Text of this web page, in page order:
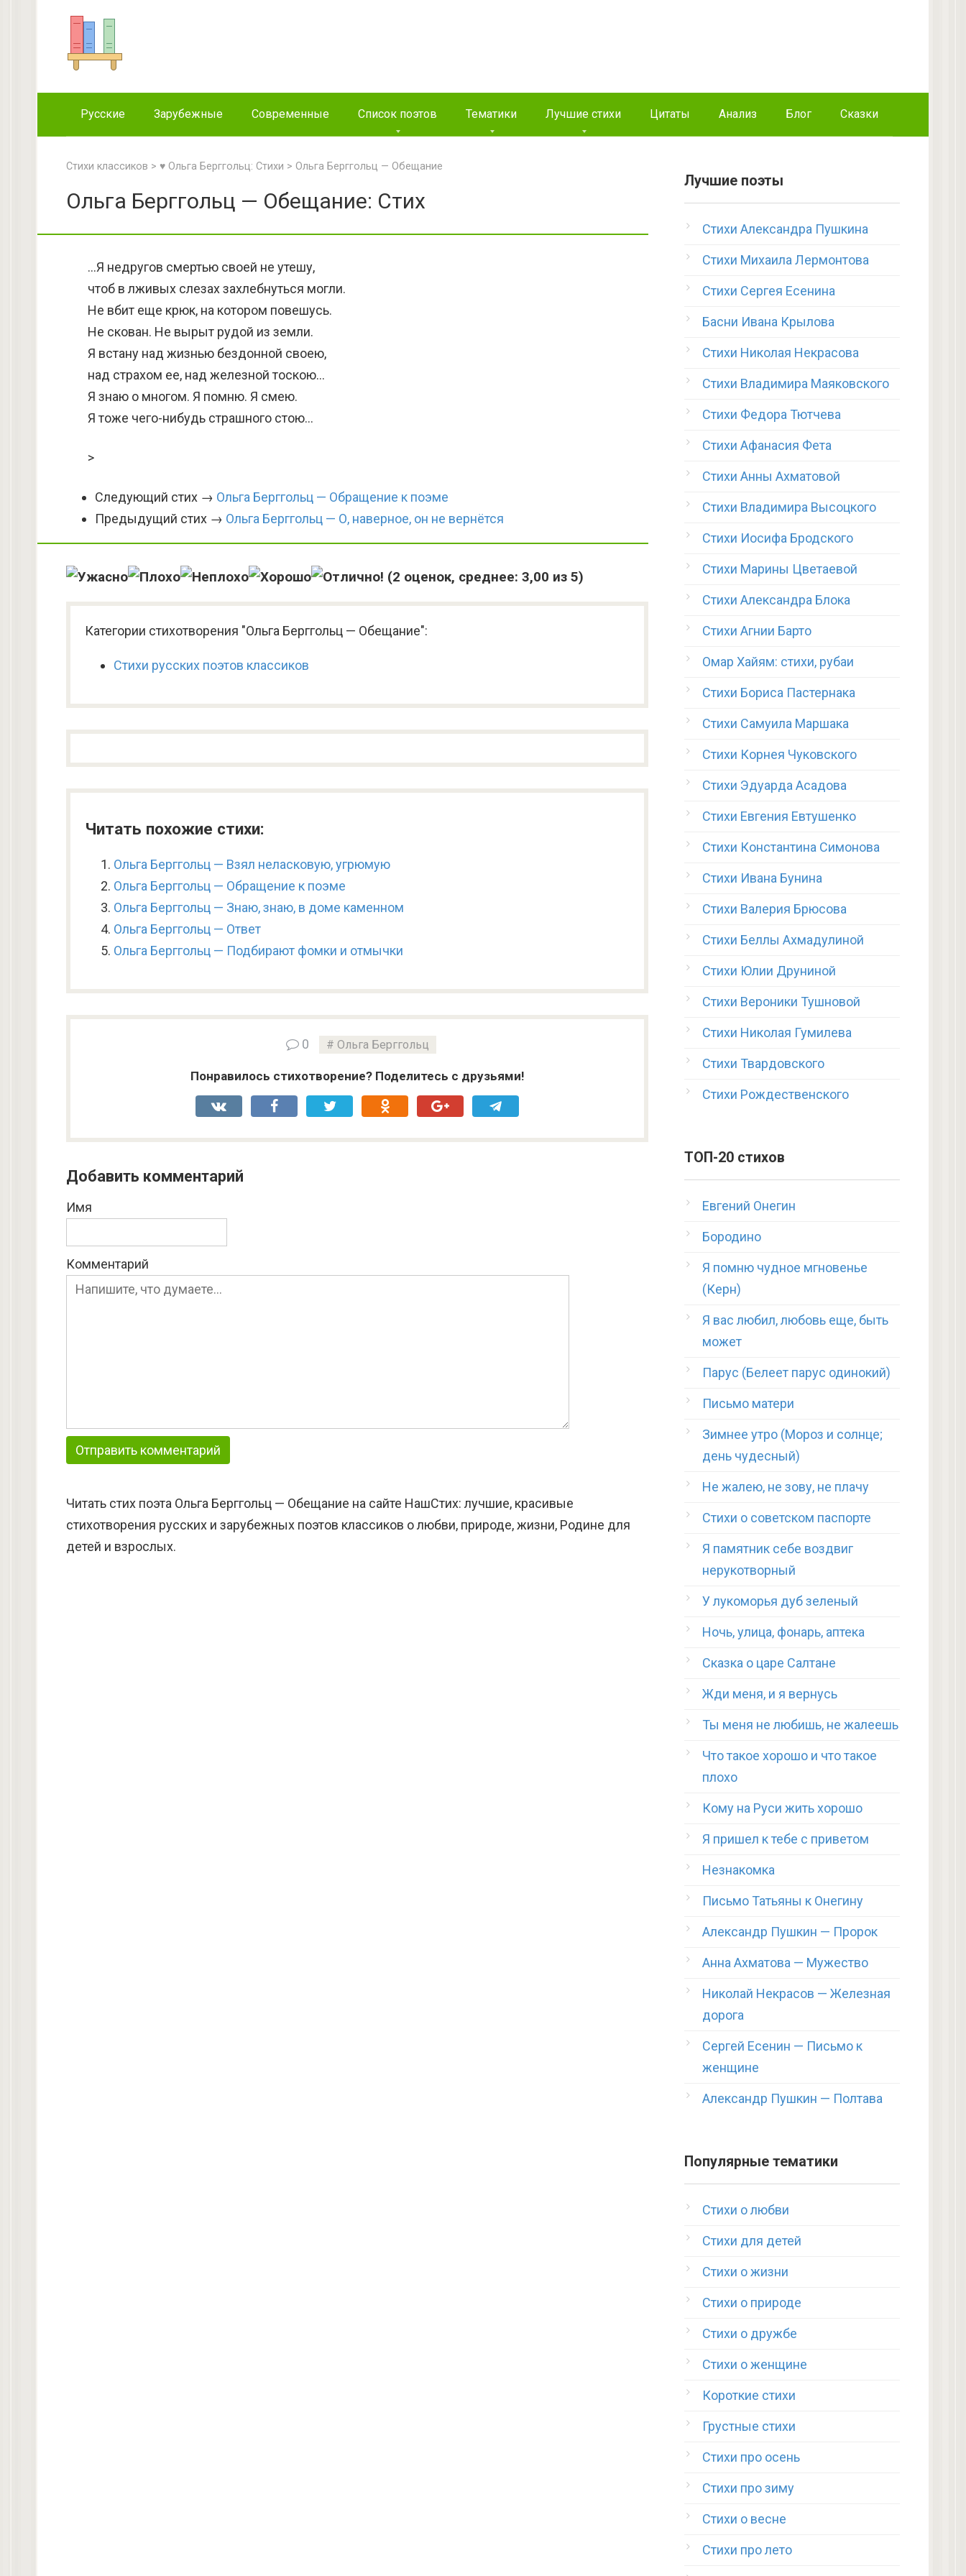
Русские Зарубежные Современные Список поэтов Тематики Лучшие стихи Цитаты Анализ Блог Сказки
Стихи классиков > ♥ Ольга Берггольц: Стихи > Ольга Берггольц — Обещание
Ольга Берггольц — Обещание: Стих
…Я недругов смертью своей не утешу,
чтоб в лживых слезах захлебнуться могли.
Не вбит еще крюк, на котором повешусь.
Не скован. Не вырыт рудой из земли.
Я встану над жизнью бездонной своею,
над страхом ее, над железной тоскою…
Я знаю о многом. Я помню. Я смею.
Я тоже чего-нибудь страшного стою…
>
Следующий стих → Ольга Берггольц — Обращение к поэме
Предыдущий стих → Ольга Берггольц — О, наверное, он не вернётся
(2 оценок, среднее: 3,00 из 5)
Категории стихотворения "Ольга Берггольц — Обещание":
Стихи русских поэтов классиков
Читать похожие стихи:
Ольга Берггольц — Взял неласковую, угрюмую
Ольга Берггольц — Обращение к поэме
Ольга Берггольц — Знаю, знаю, в доме каменном
Ольга Берггольц — Ответ
Ольга Берггольц — Подбирают фомки и отмычки
0 Ольга Берггольц
Понравилось стихотворение? Поделитесь с друзьями!
Добавить комментарий
Имя
Комментарий
Читать стих поэта Ольга Берггольц — Обещание на сайте НашСтих: лучшие, красивые
стихотворения русских и зарубежных поэтов классиков о любви, природе, жизни, Родине для
детей и взрослых.
Лучшие поэты
Стихи Александра Пушкина
Стихи Михаила Лермонтова
Стихи Сергея Есенина
Басни Ивана Крылова
Стихи Николая Некрасова
Стихи Владимира Маяковского
Стихи Федора Тютчева
Стихи Афанасия Фета
Стихи Анны Ахматовой
Стихи Владимира Высоцкого
Стихи Иосифа Бродского
Стихи Марины Цветаевой
Стихи Александра Блока
Стихи Агнии Барто
Омар Хайям: стихи, рубаи
Стихи Бориса Пастернака
Стихи Самуила Маршака
Стихи Корнея Чуковского
Стихи Эдуарда Асадова
Стихи Евгения Евтушенко
Стихи Константина Симонова
Стихи Ивана Бунина
Стихи Валерия Брюсова
Стихи Беллы Ахмадулиной
Стихи Юлии Друниной
Стихи Вероники Тушновой
Стихи Николая Гумилева
Стихи Твардовского
Стихи Рождественского
ТОП-20 стихов
Евгений Онегин
Бородино
Я помню чудное мгновенье
(Керн)
Я вас любил, любовь еще, быть
может
Парус (Белеет парус одинокий)
Письмо матери
Зимнее утро (Мороз и солнце;
день чудесный)
Не жалею, не зову, не плачу
Стихи о советском паспорте
Я памятник себе воздвиг
нерукотворный
У лукоморья дуб зеленый
Ночь, улица, фонарь, аптека
Сказка о царе Салтане
Жди меня, и я вернусь
Ты меня не любишь, не жалеешь
Что такое хорошо и что такое
плохо
Кому на Руси жить хорошо
Я пришел к тебе с приветом
Незнакомка
Письмо Татьяны к Онегину
Александр Пушкин — Пророк
Анна Ахматова — Мужество
Николай Некрасов — Железная
дорога
Сергей Есенин — Письмо к
женщине
Александр Пушкин — Полтава
Популярные тематики
Стихи о любви
Стихи для детей
Стихи о жизни
Стихи о природе
Стихи о дружбе
Стихи о женщине
Короткие стихи
Грустные стихи
Стихи про осень
Стихи про зиму
Стихи о весне
Стихи про лето